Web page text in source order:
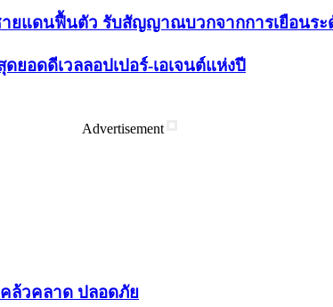
ายแดนฟื้นตัว รับสัญญาณบวกจากการเยือนร
ยอดดีเวลลอปเปอร์-เอเจนต์แห่งปี
Advertisement
ล้วคลาด​ ปลอดภัย​